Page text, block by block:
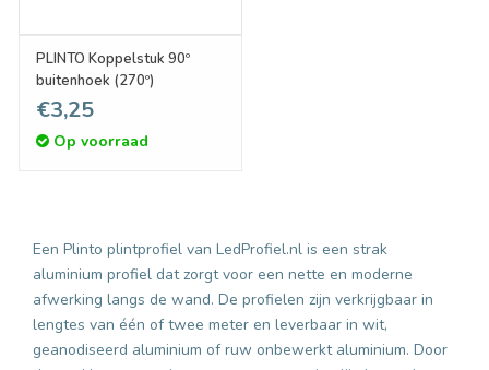
PLINTO Koppelstuk 90º
buitenhoek (270º)
€3,25
Op voorraad
Een Plinto plintprofiel van LedProfiel.nl is een strak
aluminium profiel dat zorgt voor een nette en moderne
afwerking langs de wand. De profielen zijn verkrijgbaar in
lengtes van één of twee meter en leverbaar in wit,
geanodiseerd aluminium of ruw onbewerkt aluminium. Door